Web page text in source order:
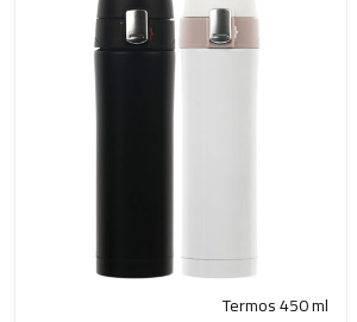
Termos 450 ml